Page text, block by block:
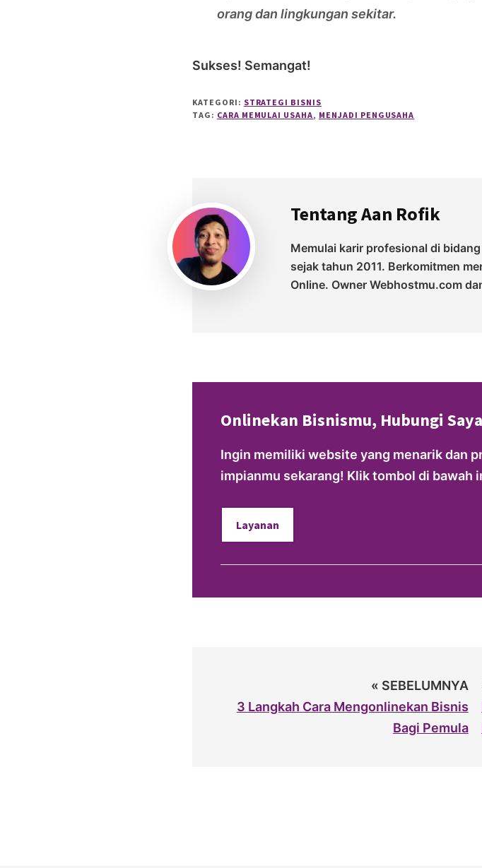
orang dan lingkungan sekitar.
Sukses! Semangat!
KATEGORI: STRATEGI BISNIS
TAG: CARA MEMULAI USAHA, MENJADI PENGUSAHA
TentangAan Rofik
Memulai karir profesional di
sejak tahun 2011. Berkomitmen
Online. Owner Webhostmu.com
Onlinekan Bisnismu, Hubungi Saya
Ingin memiliki website yang menarik dan
impianmu sekarang! Klik tombol di bawah
Layanan
« SEBELUMNYA
3 Langkah Cara Mengonlinekan Bisnis
Bagi Pemula